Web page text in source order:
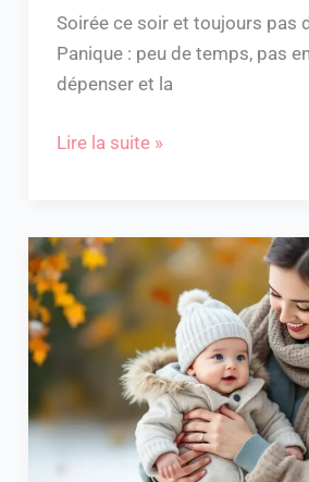
Soirée ce soir et toujours pas
Panique : peu de temps, pas
dépenser et la
Lire la suite »
Comment
habiller
bébé
dehors
saisonnier
complet